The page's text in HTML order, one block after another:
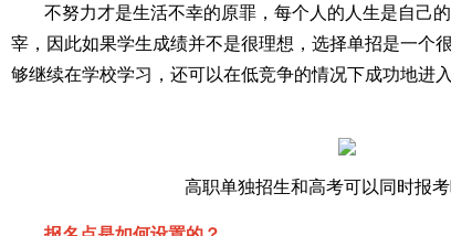
不努力才是生活不幸的原罪，每个人的人生是自己
宰，因此如果学生成绩并不是很理想，选择单招是一个
够继续在学校学习，还可以在低竞争的情况下成功地进入
高职单独招生和高考可以同时报